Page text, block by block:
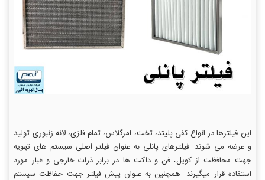
این فیلترها در انواع کفی پلیتد، تخت، امرگلاس، تمام فلزی، لانه زنبوری تولید
و عرضه می شوند. فیلترهای پانلی به عنوان فیلتر اصلی سیستم های تهویه
جهت محافظت از کویل، فن و داکت ها در برابر ذرات خارجی و غبار مورد
استفاده قرار میگیرند. همچنین به عنوان پیش فیلتر جهت حفاظت سیستم